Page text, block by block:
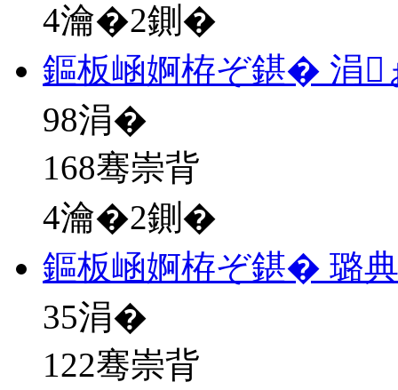
4瀹�2鍘�
鏂板崡婀栫ぞ鍖� 涓
98涓�
168骞崇背
4瀹�2鍘�
鏂板崡婀栫ぞ鍖� 璐
35涓�
122骞崇背